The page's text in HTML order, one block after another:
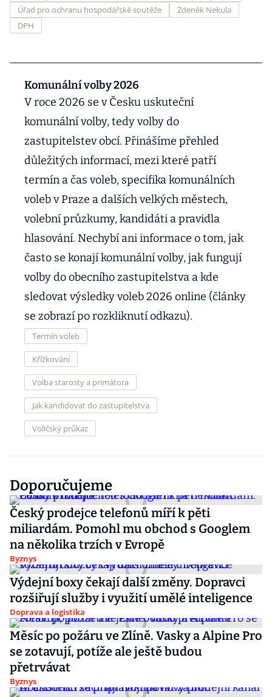
Úřad pro ochranu hospodářské soutěže
Zdeněk Nekula
DPH
Komunální volby 2026
V roce 2026 se v Česku uskuteční
komunální volby, tedy volby do
zastupitelstev obcí. Přinášíme přehled
důležitých informací, mezi které patří
termín a čas voleb, specifika komunálních
voleb v Praze a dalších velkých městech,
volební průzkumy, kandidáti a pravidla
hlasování. Nechybí ani informace o tom, jak
často se konají komunální volby, jak fungují
volby do obecního zastupitelstva a kde
sledovat výsledky voleb 2026 online (články
se zobrazí po rozkliknutí odkazu).
Termín voleb
Křížkování
Volba starosty a primátora
Jak kandidovat do zastupitelstva
Voličský průkaz
Doporučujeme
Český prodejce telefonů míří k pěti
miliardám. Pomohl mu obchod s Googlem
na několika trzích v Evropě
Byznys
Výdejní boxy čekají další změny. Dopravci
rozšiřují služby i využití umělé inteligence
Doprava a logistika
Měsíc po požáru ve Zlíně. Vasky a Alpine Pro
se zotavují, potíže ale ještě budou
přetrvávat
Byznys